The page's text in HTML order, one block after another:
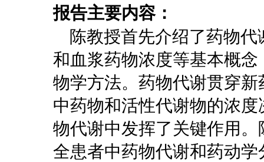
报告主要内容：
陈教授首先介绍了药物
和血浆药物浓度等基本概
物学方法。药物代谢贯穿
中药物和活性代谢物的浓
物代谢中发挥了关键作用
全患者中药物代谢和药动